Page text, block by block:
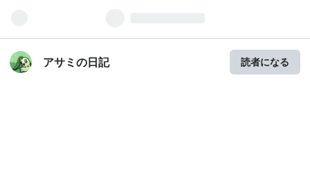
アサミの日記 読者になる